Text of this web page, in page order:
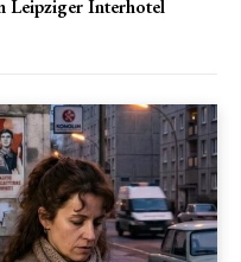
Leipziger Interhotel